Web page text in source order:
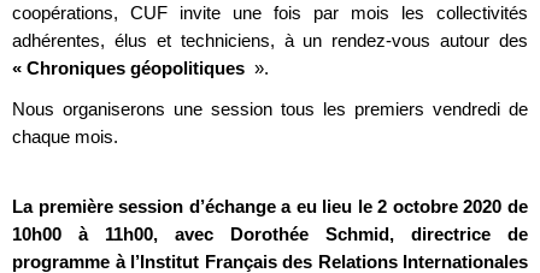
coopérations, CUF invite une fois par mois les collectivités
adhérentes, élus et techniciens, à un rendez-vous autour des
« Chroniques géopolitiques ».
Nous organiserons une session tous les premiers vendredi de
chaque mois.
La première session d’échange a eu lieu le 2 octobre 2020 de
10h00 à 11h00, avec Dorothée Schmid, directrice de
programme à l’Institut Français des Relations Internationales